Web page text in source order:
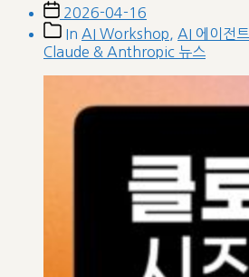
Post
date
2026-04-16
Post
categories
In AI Workshop AI 에이전트
Claude & Anthropic 뉴스